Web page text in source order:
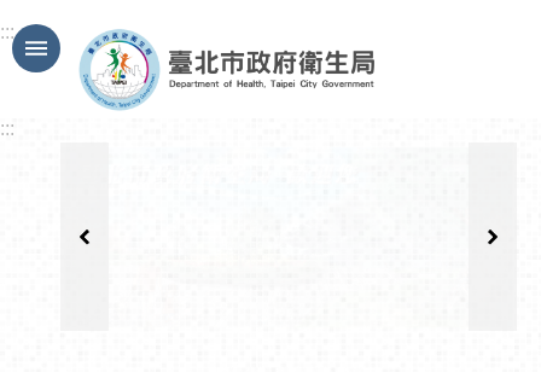
跳到主要內容區塊
:::
:::